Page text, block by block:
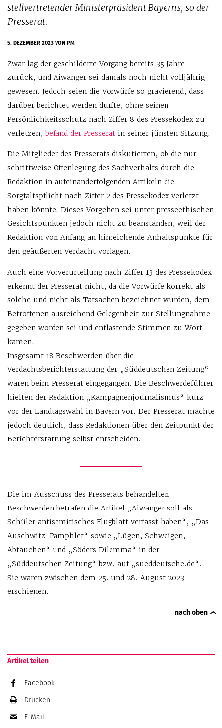
stellvertretender Ministerpräsident Bayerns, so der
Presserat.
5. DEZEMBER 2023VON PM
Zwar lag der geschilderte Vorgang bereits 35 Jahre
zurück, und Aiwanger sei damals noch nicht volljährig
gewesen. Jedoch seien die Vorwürfe so gravierend, dass
darüber berichtet werden durfte, ohne seinen
Persönlichkeitsschutz nach Ziffer 8 des Pressekodex zu
verletzen,befand der Presserat in seiner jünsten Sitzung.
Die Mitglieder des Presserats diskutierten, ob die nur
schrittweise Offenlegung des Sachverhalts durch die
Redaktion in aufeinanderfolgenden Artikeln die
Sorgfaltspflicht nach Ziffer 2 des Pressekodex verletzt
haben könnte. Dieses Vorgehen sei unter presseethischen
Gesichtspunkten jedoch nicht zu beanstanden, weil der
Redaktion von Anfang an hinreichende Anhaltspunkte für
den geäußerten Verdacht vorlagen.
Auch eine Vorverurteilung nach Ziffer 13 des Pressekodex
erkennt der Presserat nicht, da die Vorwürfe korrekt als
solche und nicht als Tatsachen bezeichnet wurden, dem
Betroffenen ausreichend Gelegenheit zur Stellungnahme
gegeben worden sei und entlastende Stimmen zu Wort
kamen.
Insgesamt 18 Beschwerden über die
Verdachtsberichterstattung der „Süddeutschen Zeitung“
waren beim Presserat eingegangen. Die Beschwerdeführer
hielten der Redaktion „Kampagnenjournalismus“ kurz
vor der Landtagswahl in Bayern vor. Der Presserat machte
jedoch deutlich, dass Redaktionen über den Zeitpunkt der
Berichterstattung selbst entscheiden.
Die im Ausschuss des Presserats behandelten
Beschwerden betrafen die Artikel „Aiwanger soll als
Schüler antisemitisches Flugblatt verfasst haben“, „Das
Auschwitz-Pamphlet“ sowie „Lügen, Schweigen,
Abtauchen“ und „Söders Dilemma“ in der
„Süddeutschen Zeitung“ bzw. auf „sueddeutsche.de“.
Sie waren zwischen dem 25. und 28. August 2023
erschienen.
nach oben
Artikel teilen
Facebook
Drucken
E-Mail